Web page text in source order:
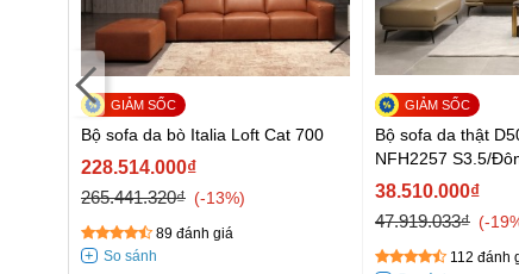
Bộ sofa da bò Italia Loft Cat 700
228.514.000₫
265.441.320₫
-13%
89 đánh giá
Bộ sofa da thật
NFH2257 S3.5/
38.510.000₫
47.919.033₫
-
112 đánh